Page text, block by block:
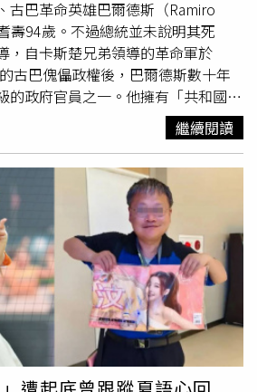
我們愛好和平、我們不要戰爭」。鄭
姐妹都是國民黨的招牌、名片，也
「水噹噹」、健康、散發正能量，
、加入國民黨，一起把年底選戰打
替。
番登台，透過不同風格的音樂演出，
光影魅力的秋日時光。主辦單位也
感受音樂、燈光與海島風情交織而
古巴革命英雄巴爾德斯（Ramiro
壽94歲。不過總統並未說明其死
，自卡斯楚兄弟領導的革命軍於
古巴傀儡政權後，巴爾德斯數十年
的政府官員之一。他擁有「共和國英
等榮譽稱號，並一直是執政黨古巴共
」（Political Bureau）的成員，直到
在社群媒體上發文感嘆，巴爾德斯
，就像失去父親一般。」他也在文末
遠如此，司令官！」巴爾德斯出生於
年，年僅21歲的他便與斐代爾卡斯
兵營（Moncada Barracks）的行
美帝國主義及傀儡政權巴蒂斯塔
的起義序幕。之後，巴爾德斯與卡斯
年，他成為搭乘「格蘭瑪號」
巴重啟武裝革命的82名成員之一，
倖存者包括2016年逝世的斐代爾卡
統與共產黨領袖的胞弟勞爾卡斯楚
繼續閱讀